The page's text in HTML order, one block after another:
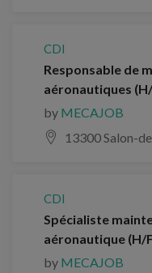
CDI
Responsable de
aéronautiques
by MECAJOB
13300 Salon-
CDI
Spécialiste
aéronautique (H/
by MECAJOB